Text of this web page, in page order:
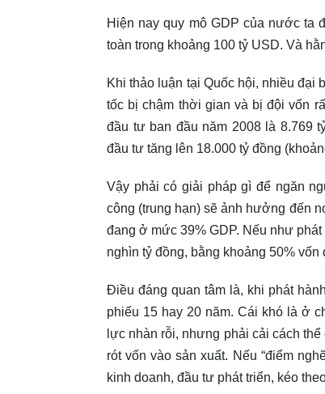
Hiện nay quy mô GDP của nước ta
toàn trong khoảng 100 tỷ USD. Và
Khi thảo luận tại Quốc hội, nhiều đại
tốc bị chậm thời gian và bị đội vốn
đầu tư ban đầu năm 2008 là 8.769
đầu tư tăng lên 18.000 tỷ đồng
Vậy phải có giải pháp gì để ngăn
công (trung hạn) sẽ ảnh hưởng đến
đang ở mức 39% GDP. Nếu như
nghìn tỷ đồng, bằng khoảng 50%
Điều đáng quan tâm là, khi phát
phiếu 15 hay 20 năm. Cái khó là ở
lực nhàn rỗi, nhưng phải cải cách
rót vốn vào sản xuất. Nếu “điểm
kinh doanh, đầu tư phát triển, kéo